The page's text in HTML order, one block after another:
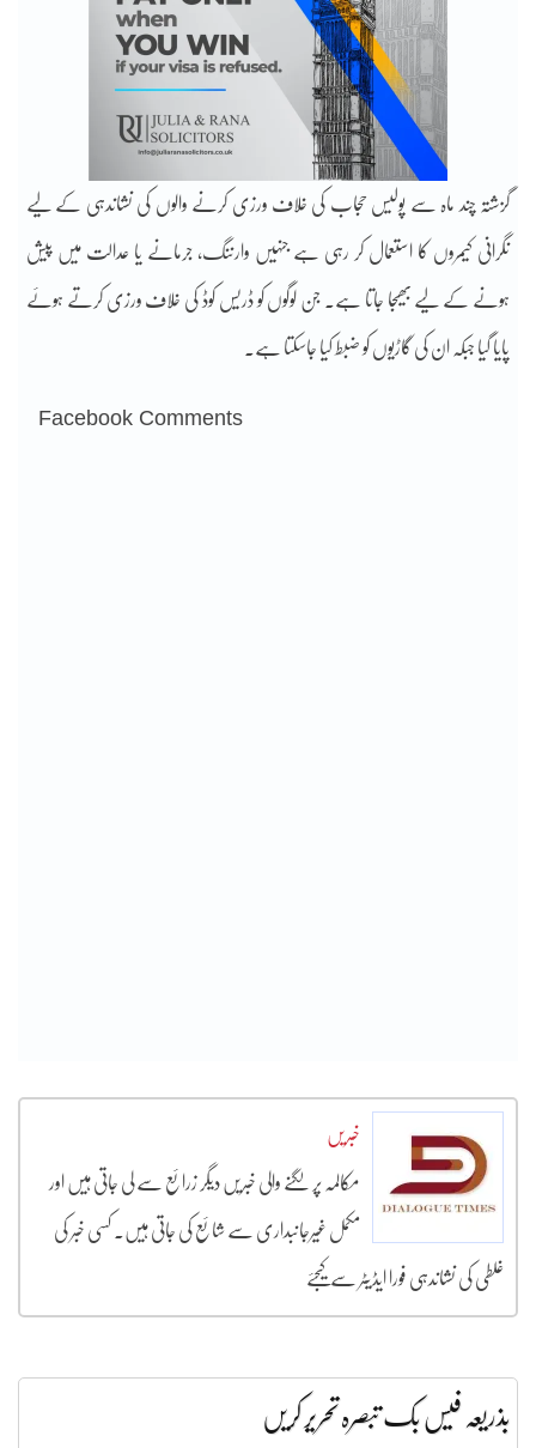
گزشتہ چند ماہ سے پولیس حجاب کی خلاف ورزی کرنے والوں کی نشاندہی کے لیے
نگرانی کیمروں کا استعمال کر رہی ہے جنہیں وارننگ، جرمانے یا عدالت میں پیش
ہونے کے لیے بھیجا جاتا ہے۔ جن لوگوں کو ڈریس کوڈ کی خلاف ورزی کرتے ہوئے
پایا گیا جبکہ ان کی گاڑیوں کو ضبط کیا جاسکتا ہے۔
Facebook Comments
خبریں
مکالمہ پر لگنے والی خبریں دیگر زرائع سے لی جاتی ہیں اور
مکمل غیرجانبداری سے شائع کی جاتی ہیں۔ کسی خبر کی
غلطی کی نشاندہی فورا ایڈیٹر سے کیجئے
بذریعہ فیس بک تبصرہ تحریر کریں